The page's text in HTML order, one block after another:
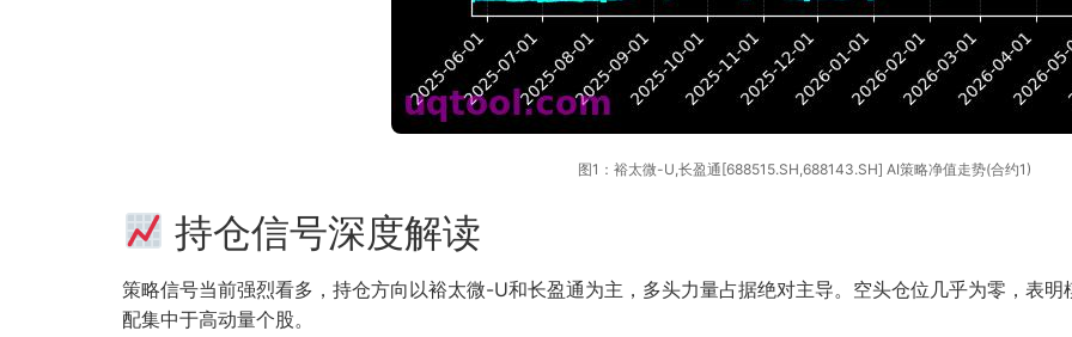
图1：裕太微-U,长盈通[688515.SH,688143.SH] AI策略净值走势(合约1)
持仓信号深度解读
策略信号当前强烈看多，持仓方向以裕太微-U和长盈通为主，多头力量占据绝对主导。空头仓位几乎为零，表
配集中于高动量个股。